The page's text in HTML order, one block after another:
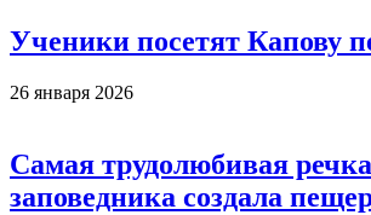
Ученики посетят Капову
26 января 2026
Самая трудолюбивая речка
заповедника создала